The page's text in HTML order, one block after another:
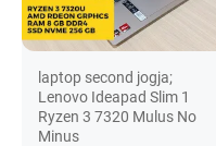
laptop second jogja;
Lenovo Ideapad Slim 1
Ryzen 3 7320 Mulus No
Minus